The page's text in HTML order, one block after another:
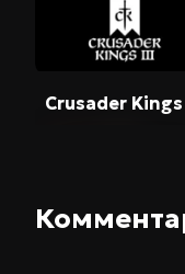
DLC: Grand Archive
Crusader Kings